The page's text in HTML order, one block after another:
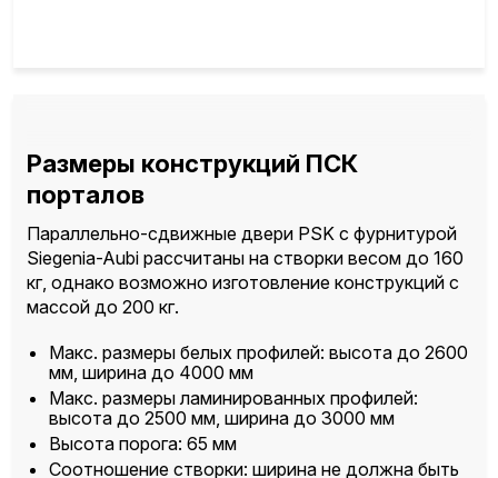
Размеры конструкций ПСК
порталов
Параллельно-сдвижные двери PSK с фурнитурой
Siegenia-Aubi рассчитаны на створки весом до 160
кг, однако возможно изготовление конструкций с
массой до 200 кг.
Макс. размеры белых профилей: высота до 2600
мм, ширина до 4000 мм
Макс. размеры ламинированных профилей:
высота до 2500 мм, ширина до 3000 мм
Высота порога: 65 мм
Соотношение створки: ширина не должна быть